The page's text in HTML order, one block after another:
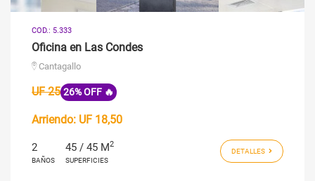
COD.: 5.333
Oficina en Las Condes
Cantagallo
UF 25 26% OFF 🔥
Arriendo: UF 18,50
2
BAÑOS
45 / 45 M2
SUPERFICIES
DETALLES